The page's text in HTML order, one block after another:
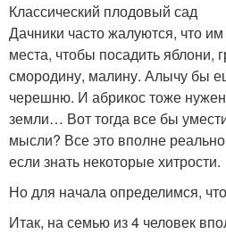
Классический плодовый сад
Дачники часто жалуются, что им
места, чтобы посадить яблони,
смородину, малину. Алычу бы
черешню. И абрикос тоже
земли… Вот тогда все бы
мысли? Все это вполне
если знать некоторые хитрости.
Но для начала определимся,
Итак, на семью из 4 человек